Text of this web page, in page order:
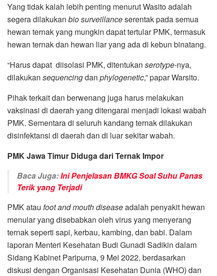
Yang tidak kalah lebih penting menurut Wasito adalah
segera dilakukan bio surveillanceserentak pada semua
hewan ternak yang mungkin dapat tertular PMK, termasuk
hewan ternak dan hewan liar yang ada di kebun binatang.
“Harus dapat diisolasi PMK, ditentukan serotype-nya,
dilakukan sequencingdan phylogenetic,” papar Warsito.
Pihak terkait dan berwenang juga harus melakukan
vaksinasi di daerah yang ditengarai menjadi lokasi wabah
PMK. Sementara di seluruh kandang ternak dilakukan
disinfektansi di daerah dan di luar sekitar wabah.
PMK Jawa Timur Diduga dari Ternak Impor
Baca Juga:Ini Penjelasan BMKG Soal Suhu Panas
Terik yang Terjadi
PMK atau foot and mouth diseaseadalah penyakit hewan
menular yang disebabkan oleh virus yang menyerang
ternak seperti sapi, kerbau, kambing, dan babi. Dalam
laporan Menteri Kesehatan Budi Gunadi Sadikin dalam
Sidang Kabinet Paripurna, 9 Mei 2022, berdasarkan
diskusi dengan Organisasi Kesehatan Dunia (WHO) dan